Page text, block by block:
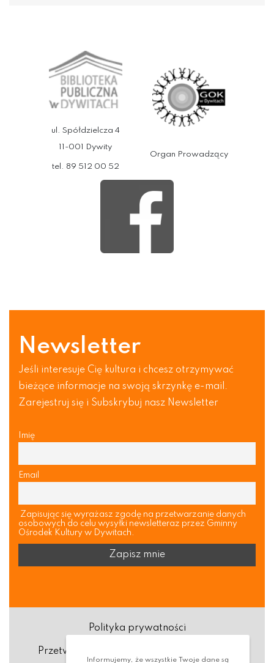
ul. Spółdzielcza 4
11-001 Dywity
tel. 89 512 00 52
Organ Prowadzący
Newsletter
Jeśli interesuje Cię kultura i chcesz otrzymywać
bieżące informacje na swoją skrzynkę e-mail.
Zarejestruj się i Subskrybuj nasz Newsletter
Imię
Email
Zapisując się wyrażasz zgodę na przetwarzanie danych
osobowych do celu wysyłki newsletteraz przez Gminny
Ośrodek Kultury w Dywitach.
Polityka prywatności
Przetwarzanie danych osobowych (RODO)
Informujemy, że wszystkie Twoje dane są